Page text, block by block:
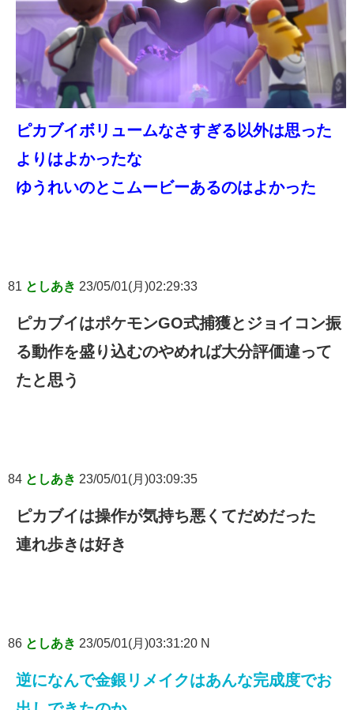
ピカブイボリュームなさすぎる以外は思った
よりはよかったな
ゆうれいのとこムービーあるのはよかった
81 としあき 23/05/01(月)02:29:33
ピカブイはポケモンGO式捕獲とジョイコン振
る動作を盛り込むのやめれば大分評価違って
たと思う
84 としあき 23/05/01(月)03:09:35
ピカブイは操作が気持ち悪くてだめだった
連れ歩きは好き
86 としあき 23/05/01(月)03:31:20 N
逆になんで金銀リメイクはあんな完成度でお